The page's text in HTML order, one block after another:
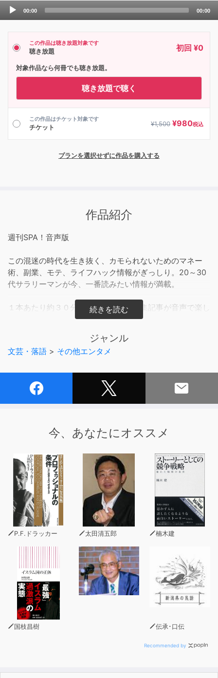
Audio
00:00 00:00
この作品は聴き放題対象です
聴き放題 初回 ¥0
対象作品なら何冊でも聴き放題。
聴き放題で聴く
この作品はチケット対象です
チケット ¥1,500 ¥980税込
プランを選択せずに作品を購入する
作品紹介
週刊SPA！音声版
この混迷の時代を生き抜く、カモられないためのマネー
術、副業、モテ、ライフハック情報がぎっしり。20～30
代サラリーマンが今、一番読みたい情報が満載。
１本あたり約３０分で、毎号最新の特集記事が音声で楽し
株式投資をする者なら、誰もが憧れる「テンガバー」。コ
ジャンル
文芸・落語 > その他エンタメ
今、あなたにオススメ
P.F.ドラッカー 太田清五郎 楠木建
国枝昌樹 伝承･口伝
Recommended by